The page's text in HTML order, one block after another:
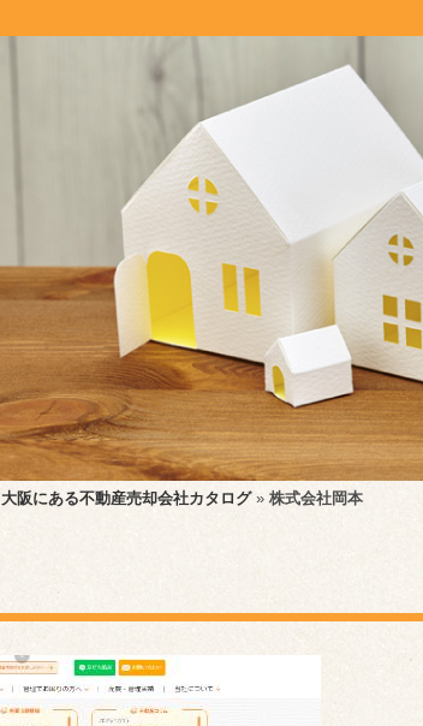
大阪にある不動産売却会社カタログ» 株式会社岡本